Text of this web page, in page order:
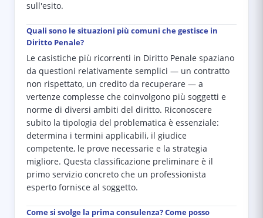
sull'esito.
Quali sono le situazioni più comuni che gestisce in
Diritto Penale?
Le casistiche più ricorrenti in Diritto Penale spaziano
da questioni relativamente semplici — un contratto
non rispettato, un credito da recuperare — a
vertenze complesse che coinvolgono più soggetti e
norme di diversi ambiti del diritto. Riconoscere
subito la tipologia del problematica è essenziale:
determina i termini applicabili, il giudice
competente, le prove necessarie e la strategia
migliore. Questa classificazione preliminare è il
primo servizio concreto che un professionista
esperto fornisce al soggetto.
Come si svolge la prima consulenza? Come posso